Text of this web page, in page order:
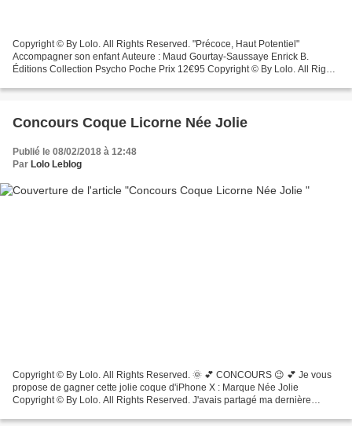
Copyright © By Lolo. All Rights Reserved. "Précoce, Haut Potentiel"
Accompagner son enfant Auteure : Maud Gourtay-Saussaye Enrick B.
Éditions Collection Psycho Poche Prix 12€95 Copyright © By Lolo. All Rights
Concours Coque Licorne Née Jolie
Publié le 08/02/2018 à 12:48
Par Lolo Leblog
Copyright © By Lolo. All Rights Reserved. 🌞 💕 CONCOURS 😉 💕 Je vous
propose de gagner cette jolie coque d'iPhone X : Marque Née Jolie
Copyright © By Lolo. All Rights Reserved. J'avais partagé ma dernière